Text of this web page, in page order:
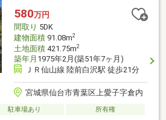
580万円
間取り 5DK
建物面積91.08m2
土地面積421.75m2
築年月 1975年2月(築51年7ヶ月)
ＪＲ仙山線 陸前白沢駅 徒歩21分
宮城県仙台市青葉区上愛子字倉内
駐車場あり 所有権